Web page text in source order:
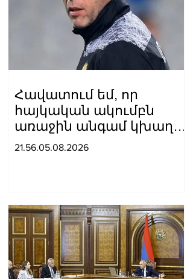
Հավատում եմ, որ
հայկական ակումբն
առաջին անգամ կխաղա
ՉԼ հիմնական փուլում.
21.56.05.08.2026